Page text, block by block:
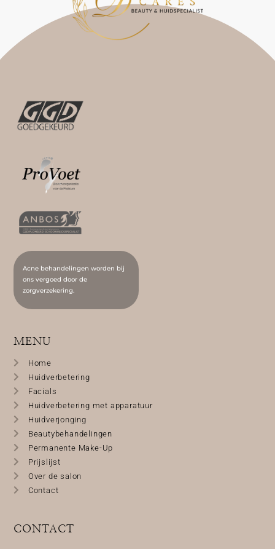
Acne behandelingen worden bij
ons vergoed door de
zorgverzekering.
MENU
Home
Huidverbetering
Facials
Huidverbetering met apparatuur
Huidverjonging
Beautybehandelingen
Permanente Make-Up
Prijslijst
Over de salon
Contact
CONTACT